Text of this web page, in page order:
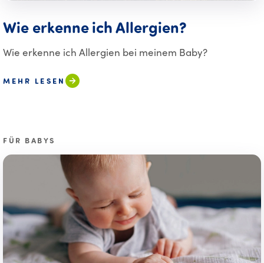
Wie erkenne ich Allergien?
Wie erkenne ich Allergien bei meinem Baby?
MEHR LESEN
FÜR BABYS